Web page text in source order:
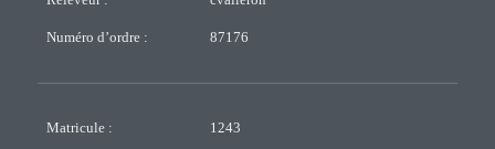
Numéro d’ordre : 87176
Matricule : 1243